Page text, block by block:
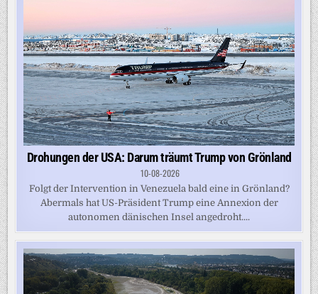
Drohungen der USA: Darum träumt Trump von Grönland
10-08-2026
Folgt der Intervention in Venezuela bald eine in Grönland?
Abermals hat US-Präsident Trump eine Annexion der
autonomen dänischen Insel angedroht....